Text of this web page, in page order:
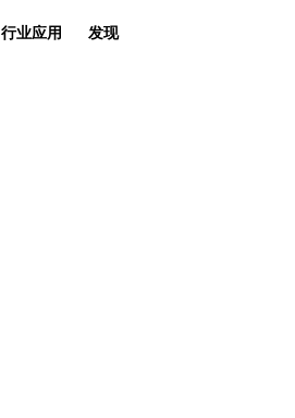
行业应用 发现